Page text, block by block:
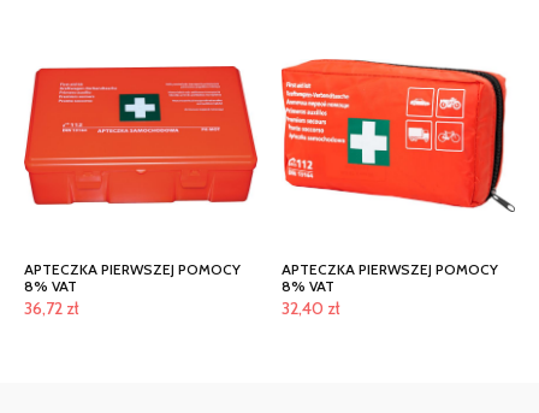
APTECZKA PIERWSZEJ POMOCY
8% VAT
36,72 zł
APTECZKA PIERWSZEJ POMOCY
8% VAT
32,40 zł